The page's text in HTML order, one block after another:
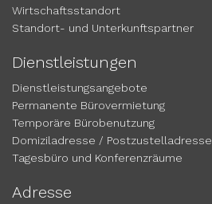
Wirtschaftsstandort
Standort- und Unterkunftspartner
Dienstleistungen
Dienstleistungsangebote
Permanente Bürovermietung
Temporäre Bürobenutzung
Domiziladresse / Postzustelladresse
Tagesbüro und Konferenzräume
Adresse